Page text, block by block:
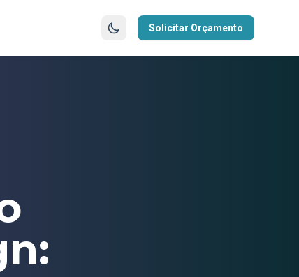
Solicitar Orçamento